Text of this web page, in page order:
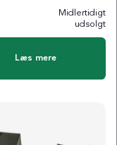
Midlertidigt
udsolgt
Læs mere